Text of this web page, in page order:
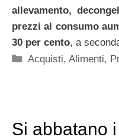
allevamento,
prezzi al consumo
30 per cento, a
Categorie
Acquisti,Alimenti,
Si abbatano